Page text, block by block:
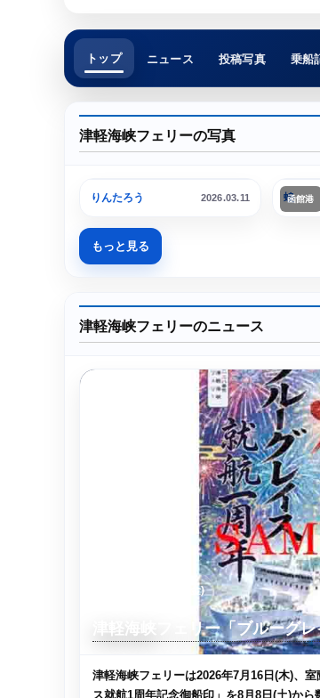
トップ ニュース 投稿写真 乗船
津軽海峡フェリーの写真
ブルーマーメイド
りんたろう 2026.03.11 函館港
ブル
蝗
もっと見る
津軽海峡フェリーのニュース
2026年07月17日(金)
津軽海峡フェリー「ブルーグ
津軽海峡フェリーは2026年7月16日(木)、
ス就航1周年記念御船印」を8月8日(土)か